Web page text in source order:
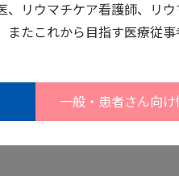
リウマチケア看護師、リウ
またこれから目指す医療従
一般・患者さん向
7月 令和6年8月
12月 令和7年1月